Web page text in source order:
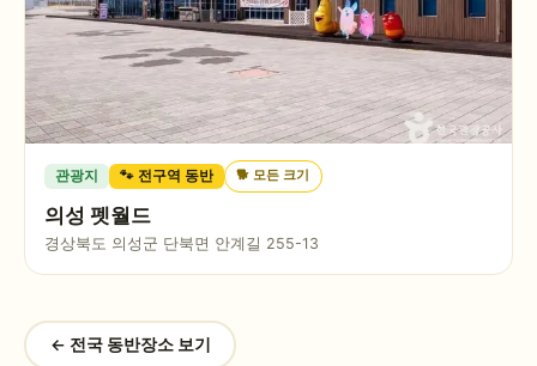
관광지 🐾 전구역 동반 🐕모든 크기
의성 펫월드
경상북도 의성군 단북면 안계길 255-13
← 전국 동반장소 보기